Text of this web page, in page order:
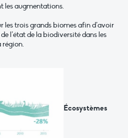
les augmentations.
les trois grands biomes afin d’avoir
l’état de la biodiversité dans les
région.
Écosystèmes